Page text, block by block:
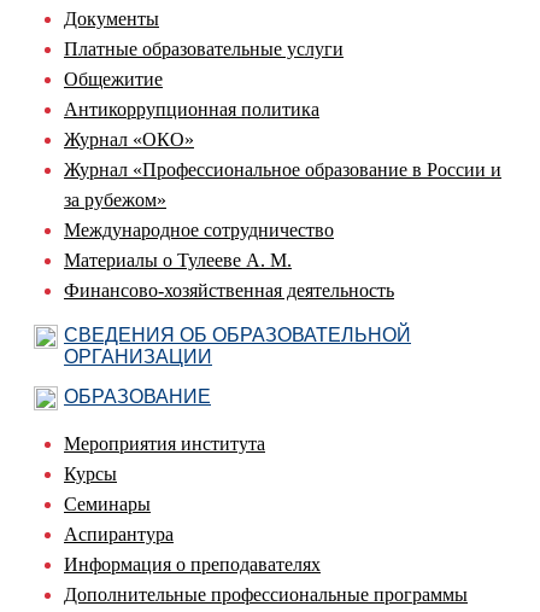
Документы
Платные образовательные услуги
Общежитие
Антикоррупционная политика
Журнал «ОКО»
Журнал «Профессиональное образование в России и
за рубежом»
Международное сотрудничество
Материалы о Тулееве А. М.
Финансово-хозяйственная деятельность
СВЕДЕНИЯ ОБ ОБРАЗОВАТЕЛЬНОЙ
ОРГАНИЗАЦИИ
ОБРАЗОВАНИЕ
Мероприятия института
Курсы
Семинары
Аспирантура
Информация о преподавателях
Дополнительные профессиональные программы